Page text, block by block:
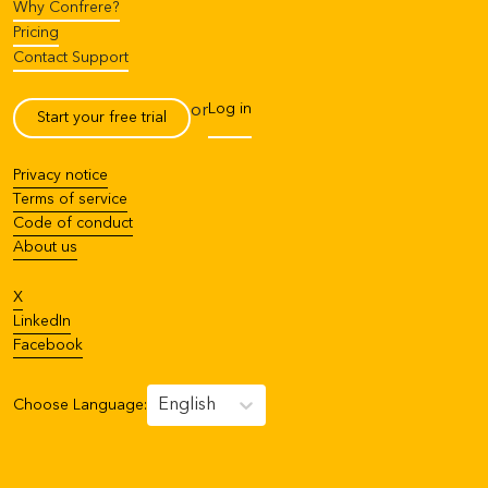
Why Confrere?
Pricing
Contact Support
Start your free trial orLog in
Privacy notice
Terms of service
Code of conduct
About us
X
LinkedIn
Facebook
Choose Language: English